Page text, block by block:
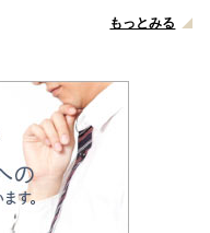
もっとみる